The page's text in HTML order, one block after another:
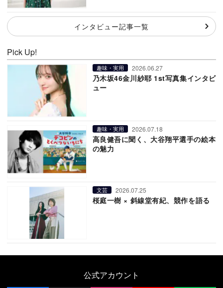
インタビュー記事一覧
Pick Up!
趣味・実用 2026.06.27
乃木坂46金川紗耶 1st写真集インタビ
ュー
趣味・実用 2026.07.18
高良健吾に聞く、大谷翔平選手の絵本
の魅力
文芸 2026.07.25
桜庭一樹 × 斜線堂有紀、競作を語る
公式アカウント